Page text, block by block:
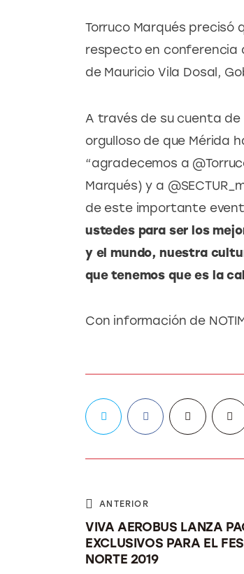
Torruco Marqués precisó
respecto en conferencia
de Mauricio Vila Dosal,
A través de su cuenta
orgulloso de que Mérida
“agradecemos a
Marqués) y a
de este importante
ustedes para ser los
y el mundo, nuestra
que tenemos que es la
Con información de
ANTERIOR
VIVA AEROBUS LANZA
EXCLUSIVOS PARA EL
NORTE 2019